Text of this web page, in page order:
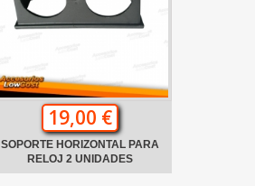
19,00 €
SOPORTE HORIZONTAL PARA
RELOJ 2 UNIDADES